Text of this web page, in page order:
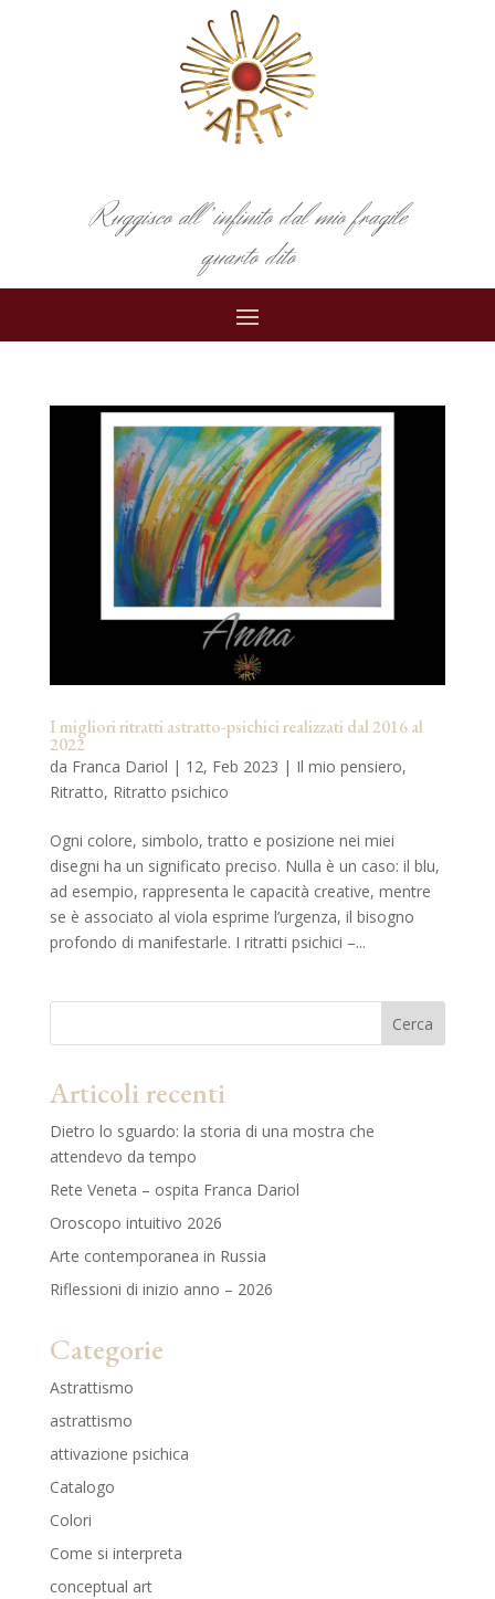
Ruggisco all’infinito dal mio fragile
quarto dito
I migliori ritratti astratto-psichici realizzati dal 2016 al
2022
da Franca Dariol | 12, Feb 2023 | Il mio pensiero,
Ritratto, Ritratto psichico
Ogni colore, simbolo, tratto e posizione nei miei
disegni ha un significato preciso. Nulla è un caso: il blu,
ad esempio, rappresenta le capacità creative, mentre
se è associato al viola esprime l’urgenza, il bisogno
profondo di manifestarle. I ritratti psichici –...
Cerca
Articoli recenti
Dietro lo sguardo: la storia di una mostra che
attendevo da tempo
Rete Veneta – ospita Franca Dariol
Oroscopo intuitivo 2026
Arte contemporanea in Russia
Riflessioni di inizio anno – 2026
Categorie
Astrattismo
astrattismo
attivazione psichica
Catalogo
Colori
Come si interpreta
conceptual art